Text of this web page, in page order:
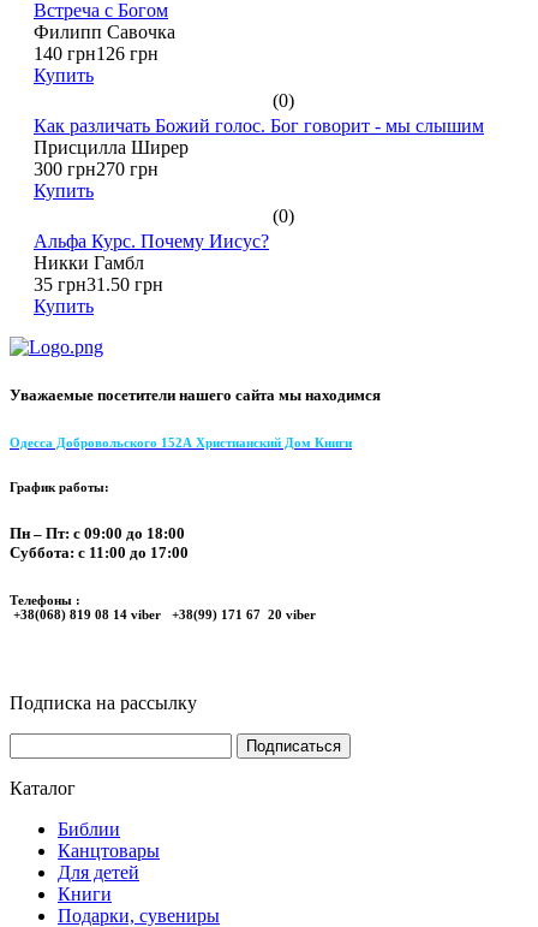
Встреча с Богом
Филипп Савочка
140 грн126 грн
Купить
(0)
Как различать Божий голос. Бог говорит - мы слышим
Присцилла Ширер
300 грн270 грн
Купить
(0)
Альфа Курс. Почему Иисус?
Никки Гамбл
35 грн31.50 грн
Купить
Уважаемые посетители нашего сайта мы находимся
Одесса Добровольского 152А Христианский Дом Книги
График работы:
Пн – Пт: с 09:00 до 18:00
Суббота: с 11:00 до 17:00
Телефоны :
+38(068) 819 08 14 viber +38(99) 171 67 20 viber
Подписка на рассылку
Каталог
Библии
Канцтовары
Для детей
Книги
Подарки, сувениры